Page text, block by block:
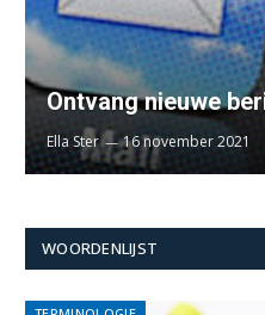
Ontvang nieuwe
Ella Ster 16 november 2021
WOORDENLIJST